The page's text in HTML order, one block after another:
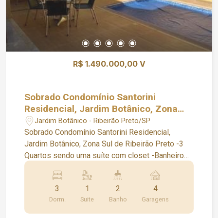
R$ 1.490.000,00 V
Sobrado Condomínio Santorini
Residencial, Jardim Botânico, Zona
Sul de Ribeirão Preto
Jardim Botânico - Ribeirão Preto/SP
Sobrado Condomínio Santorini Residencial,
Jardim Botânico, Zona Sul de Ribeirão Preto -3
Quartos sendo uma suíte com closet -Banheiro
social -Armários -Ducha e cuba dupla -Sala 3
ambientes integrada a área gourmet -Escritório -
Lavabo -Cozinha planejada -Piscina aquecida
com cascata -Vestiário -Fino acabamento -Área
de serviços -4 vagas O condomínio oferece: -
3
Dorm.
1
Suite
2
Banho
4
Garagens